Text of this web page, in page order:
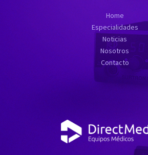
Home
Especialidades
Noticias
Nosotros
Contacto